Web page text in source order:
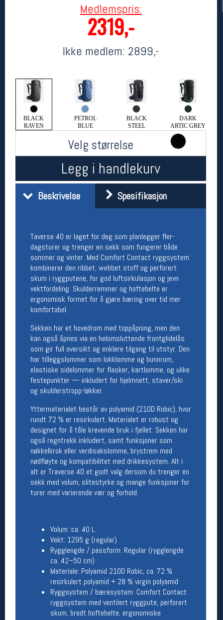
Medlemspris:
2319,-
Ikke medlem: 2899,-
BLACK
RAVEN
PETROL
BLUE
BLACK
STEEL
DARK
ARTIC GREY
Velg størrelse
Legg i handlekurv
Beskrivelse Spesifikasjon
Taverse 40 er laget for deg som planlegger fler­
dagsturer og trenger en sekk som fungerer både
sommer og vinter. Med Comfort Contact ryggsystem
kombinerer den ribbet, webbet stoff og perforert
skum i ryggputene, for god luftsirkulasjon og jevn
vektfordeling. Skulderremmer og hoftebelte er
ergonomisk formet for å gjøre bæring over tid mer
komfortabel.
Sekken har et hovedrom med toppåpning, men den
kan også åpnes via en helomsluttende frontglidelås
som gir full oversikt og enklere tilgang til utstyr. Den
har tilleggslommer som lokklomme og bunnrom,
elastiske sidelommer for flasker, kartlomme, og ulike
festepunkter — inkludert for hjelmnett, staver/ski
og skulderstropp-løkker.
Yttermaterialet består av polyamid (210D Robic), hvor
rundt 72 % er resirkulert. Materialet er robust og
designet for å tåle krevende bruk i fjellet. Sekken har
også regntrekk inkludert, samt funksjoner som
nøkkelkrok eller verdisakslomme, brystrem med
nødfløyte og kompatibilitet med drikkesystem. Alt i
alt er Traverse 40 et godt valg dersom du trenger en
sekk med volum, slitestyrke og mange funksjoner for
turer med varierende vær og forhold.
Volum :ca. 40 L
Vekt: 1295 g (regular)
Rygglengde / passform: Regular (rygglengde
ca. 42–50 cm)
Materiale: Polyamid 210D Robic, ca. 72 %
resirkulert polyamid + 28 % virgin polyamid
Ryggsystem / bæresystem: Comfort Contact
ryggsystem med ventilert ryggpute, perforert
skum, bredt hoftebelte, ergonomiske
Oslo Sportslager
Torggata 20
0183 Oslo
Telefon: 23 32 62 00
(telefontid man-fredag klokken 10-13)
Vis i kart
Kontakt oss
Åpningstider butikk
Man-Fredag:
11-18
11-16
Team Oslo Sportslager
Magasinet
Medlemstilbud og aktiviteter
MELD DEG INN GRATIS
Åpningstider verkstedet
Man-Fredag:
11-18
Lørdag:
11-16
Om verkstedet
For å bestille time må du logge inn i
nettbutikken og trykke på den nederste blå
linjen
Betingelser
Salgsbetingelser
Personsvernerklæring
Informasjonskapsler
Bærekraft
Org. nr: 976754360
Følg oss på